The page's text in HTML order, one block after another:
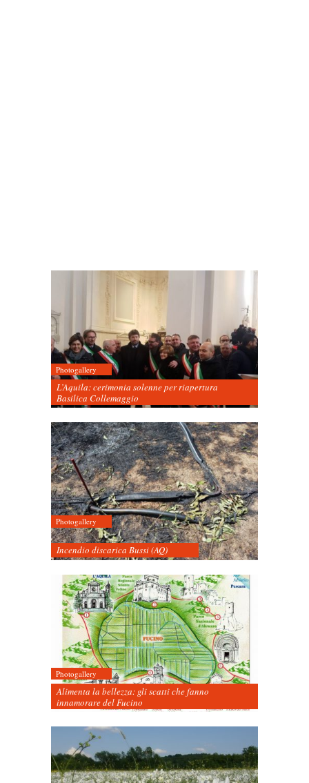
Photogallery
L’Aquila: cerimonia solenne per riapertura
Basilica Collemaggio
Photogallery
Incendio discarica Bussi (AQ)
Photogallery
Alimenta la bellezza: gli scatti che fanno
innamorare del Fucino